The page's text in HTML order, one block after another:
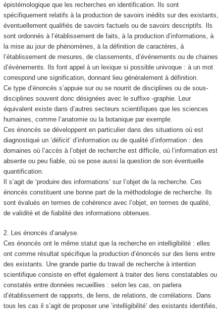
épistémologique que les recherches en identification. Ils sont
spécifiquement relatifs à la production de savoirs inédits sur des existants,
éventuellement qualifiés de savoirs factuels ou de savoirs descriptifs. Ils
sont ordonnés à l’établissement de faits, à la production d’informations, à
la mise au jour de phénomènes, à la définition de caractères, à
l’établissement de mesures, de classements, d’événements ou de chaines
d’événements. Ils font appel à un lexique si possible univoque : à un mot
correspond une signification, donnant lieu généralement à définition.
Ce type d’énoncés s’appuie sur ou se nourrit de disciplines ou de sous-
disciplines souvent donc désignées avec le suffixe -graphie. Leur
équivalent existe dans d’autres secteurs scientifiques que les sciences
humaines, comme l’anatomie ou la botanique par exemple.
Ces énoncés se développent en particulier dans des situations où est
diagnostiqué un ‘déficit’ d’information ou de qualité d’information : des
domaines où l’accès à l’objet de recherche est difficile, où l’information est
absente ou peu fiable, où se pose aussi la question de son éventuelle
quantification.
Il s’agit de ‘produire des informations’ sur l’objet de la recherche. Ces
énoncés constituent une bonne part de la méthodologie de recherche. Ils
sont évalués en termes de cohérence avec l’objet, en termes de qualité,
de validité et de fiabilité des informations obtenues.
2. Les énoncés d’analyse.
Ces énoncés ont le même statut que la recherche en intelligibilité : elles
ont comme résultat spécifique la production d’énoncés sur des liens entre
des existants. Une grande partie du travail de recherche à intention
scientifique consiste en effet également à traiter des liens constatables ou
constatés entre données recueillies : selon les cas, on parlera
d’établissement de rapports, de liens, de relations, de corrélations. Dans
tous les cas il s’agit de proposer une ’intelligibilité’ des existants identifiés,